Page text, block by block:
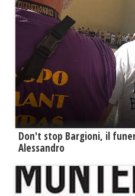
Don't stop Bargioni, il
Alessandro